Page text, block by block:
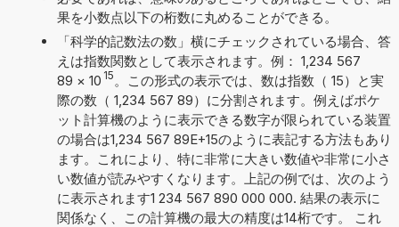
果を小数点以下の桁数に丸めることができる。
「科学的記数法の数」横にチェックされている場合、答
えは指数関数として表示されます。例： 1,234 567
89 × 10 15 。この形式の表示では、数は指数（ 15）と実
際の数（ 1,234 567 89）に分割されます。例えばポケ
ット計算機のように表示できる数字が限られている装置
の場合は1,234 567 89E+15のように表記する方法もあり
ます。これにより、特に非常に大きい数値や非常に小さ
い数値が読みやすくなります。上記の例では、次のよう
に表示されます1 234 567 890 000 000. 結果の表示に
関係なく、この計算機の最大の精度は14桁です。 これ